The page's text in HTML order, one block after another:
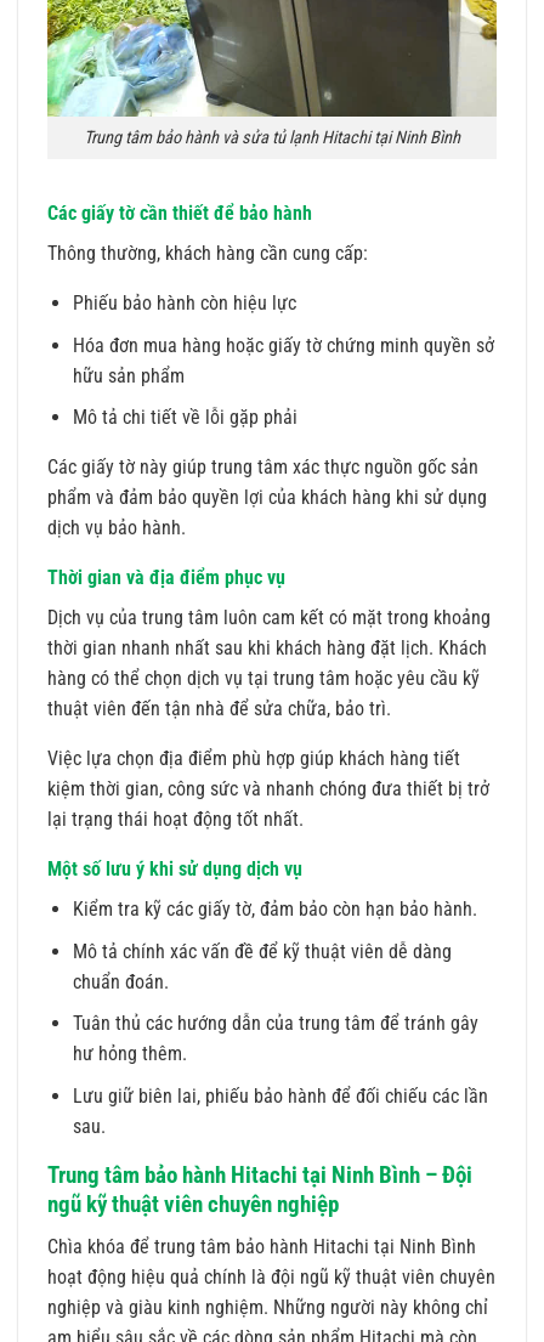
Trung tâm bảo hành và sửa tủ lạnh Hitachi tại Ninh Bình
Các giấy tờ cần thiết để bảo hành
Thông thường, khách hàng cần cung cấp:
Phiếu bảo hành còn hiệu lực
Hóa đơn mua hàng hoặc giấy tờ chứng minh quyền sở
hữu sản phẩm
Mô tả chi tiết về lỗi gặp phải
Các giấy tờ này giúp trung tâm xác thực nguồn gốc sản
phẩm và đảm bảo quyền lợi của khách hàng khi sử dụng
dịch vụ bảo hành.
Thời gian và địa điểm phục vụ
Dịch vụ của trung tâm luôn cam kết có mặt trong khoảng
thời gian nhanh nhất sau khi khách hàng đặt lịch. Khách
hàng có thể chọn dịch vụ tại trung tâm hoặc yêu cầu kỹ
thuật viên đến tận nhà để sửa chữa, bảo trì.
Việc lựa chọn địa điểm phù hợp giúp khách hàng tiết
kiệm thời gian, công sức và nhanh chóng đưa thiết bị trở
lại trạng thái hoạt động tốt nhất.
Một số lưu ý khi sử dụng dịch vụ
Kiểm tra kỹ các giấy tờ, đảm bảo còn hạn bảo hành.
Mô tả chính xác vấn đề để kỹ thuật viên dễ dàng
chuẩn đoán.
Tuân thủ các hướng dẫn của trung tâm để tránh gây
hư hỏng thêm.
Lưu giữ biên lai, phiếu bảo hành để đối chiếu các lần
sau.
Trung tâm bảo hành Hitachi tại Ninh Bình – Đội
ngũ kỹ thuật viên chuyên nghiệp
Chìa khóa để trung tâm bảo hành Hitachi tại Ninh Bình
hoạt động hiệu quả chính là đội ngũ kỹ thuật viên chuyên
nghiệp và giàu kinh nghiệm. Những người này không chỉ
am hiểu sâu sắc về các dòng sản phẩm Hitachi mà còn